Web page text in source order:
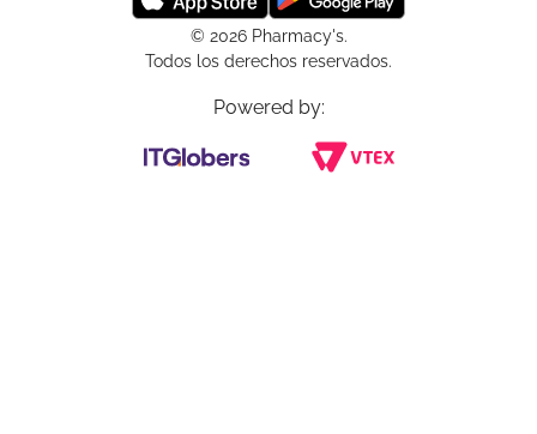
© 2026 Pharmacy's.
Todos los derechos reservados.
Powered by: